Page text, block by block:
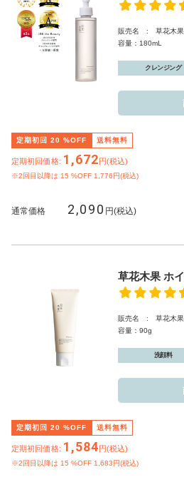
販売名 : 草花木
容量：180mL
クレンジング
定期初回 20 %OFF 送料無料
定期初回価格: 1,672円(税込)
※2回目以降は 15 %OFF 1,776円(税込)
通常価格 2,090 円(税込)
草花木果 ホ
販売名 : 草花木果
容量：90g
洗顔料
定期初回 20 %OFF 送料無料
定期初回価格: 1,584円(税込)
※2回目以降は 15 %OFF 1,683円(税込)